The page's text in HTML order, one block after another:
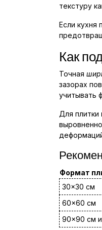
текстуру
Если кухня
Как
Точная
зазорах
учитывать
Для плитки
Формат
30×30 см
60×60 см
90×90 см